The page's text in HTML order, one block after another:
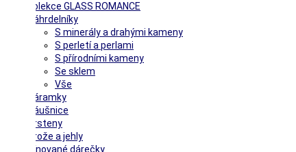
Kolekce GLASS ROMANCE
Náhrdelníky
S minerály a drahými kameny
S perletí a perlami
S přírodními kameny
Se sklem
Vše
Náramky
Náušnice
Prsteny
Brože a jehly
Cínované dárečky